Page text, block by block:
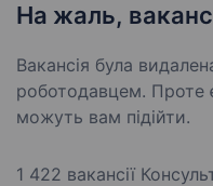
На жаль,
Вакансія була
роботодавцем. Проте є
можуть вам підійти.
1 422 вакансії